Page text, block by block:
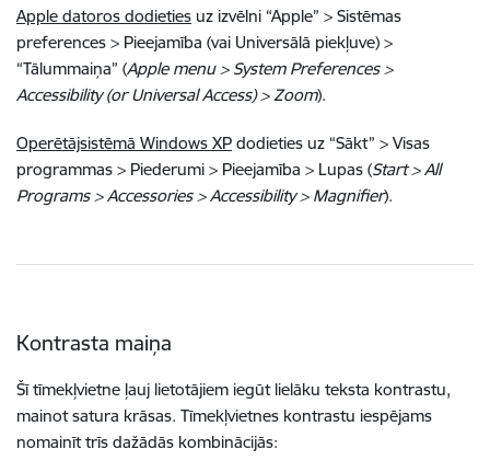
Apple datoros dodieties uz izvēlni “Apple” > Sistēmas
preferences > Pieejamība (vai Universālā piekļuve) >
“Tālummaiņa” (Apple menu > System Preferences >
Accessibility (or Universal Access) > Zoom).
Operētājsistēmā Windows XP dodieties uz “Sākt” > Visas
programmas > Piederumi > Pieejamība > Lupas (Start > All
Programs > Accessories > Accessibility > Magnifier).
Kontrasta maiņa
Šī tīmekļvietne ļauj lietotājiem iegūt lielāku teksta kontrastu,
mainot satura krāsas. Tīmekļvietnes kontrastu iespējams
nomainīt trīs dažādās kombinācijās: